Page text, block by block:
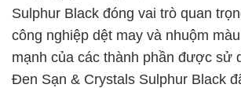
Sulphur Black đóng vai trò quan
công nghiệp dệt may và nhuộm
mạnh của các thành phần được sử
Ðen Sạn & Crystals Sulphur Black